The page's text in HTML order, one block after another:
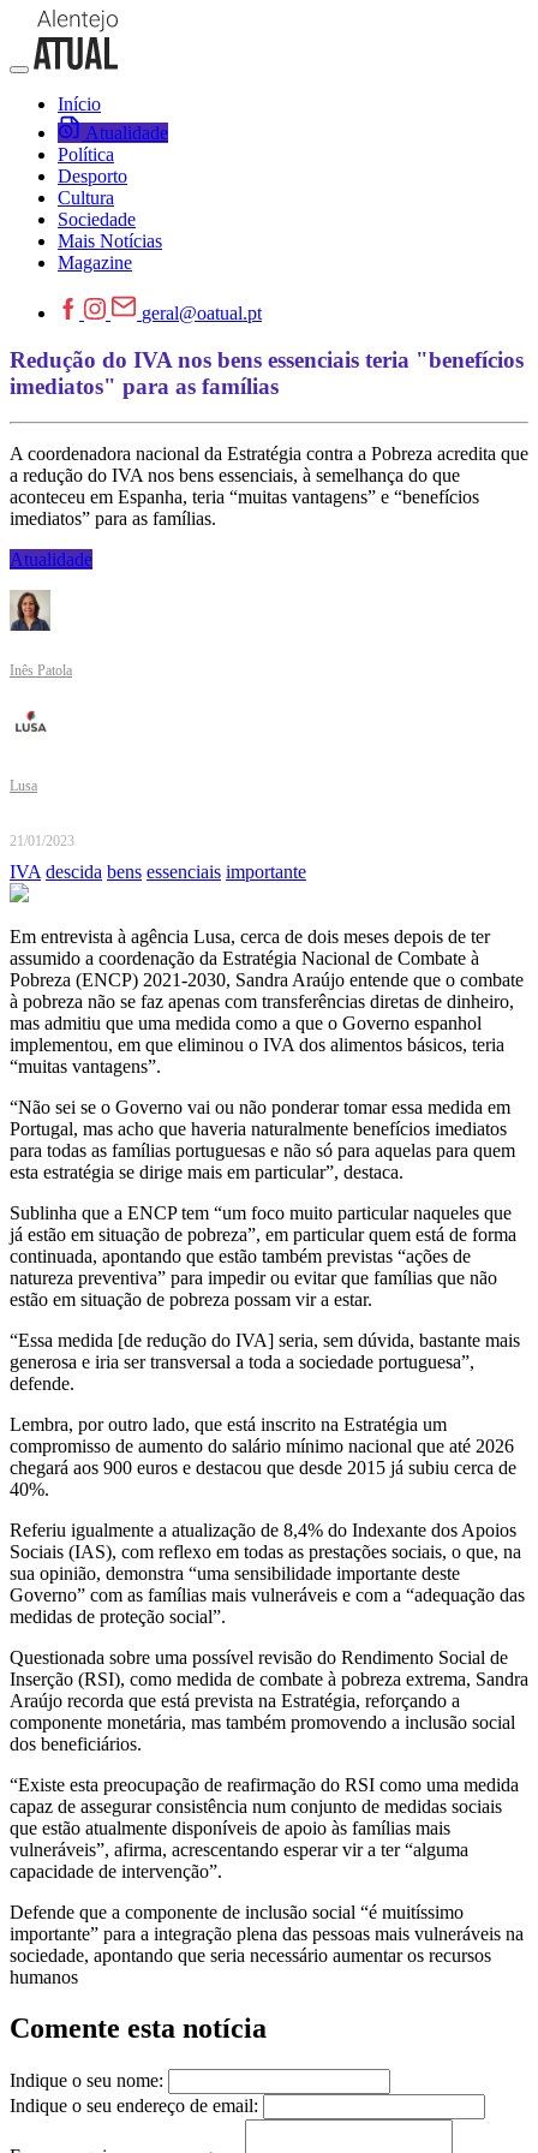
Início
Atualidade
Política
Desporto
Cultura
Sociedade
Mais Notícias
Magazine
geral@oatual.pt
Redução do IVA nos bens essenciais teria "benefícios
imediatos" para as famílias
A coordenadora nacional da Estratégia contra a Pobreza acredita que
a redução do IVA nos bens essenciais, à semelhança do que
aconteceu em Espanha, teria “muitas vantagens” e “benefícios
imediatos” para as famílias.
Atualidade
Inês Patola
Lusa
21/01/2023
IVA descida bens essenciais importante
Em entrevista à agência Lusa, cerca de dois meses depois de ter
assumido a coordenação da Estratégia Nacional de Combate à
Pobreza (ENCP) 2021-2030, Sandra Araújo entende que o combate
à pobreza não se faz apenas com transferências diretas de dinheiro,
mas admitiu que uma medida como a que o Governo espanhol
implementou, em que eliminou o IVA dos alimentos básicos, teria
“muitas vantagens”.
“Não sei se o Governo vai ou não ponderar tomar essa medida em
Portugal, mas acho que haveria naturalmente benefícios imediatos
para todas as famílias portuguesas e não só para aquelas para quem
esta estratégia se dirige mais em particular”, destaca.
Sublinha que a ENCP tem “um foco muito particular naqueles que
já estão em situação de pobreza”, em particular quem está de forma
continuada, apontando que estão também previstas “ações de
natureza preventiva” para impedir ou evitar que famílias que não
estão em situação de pobreza possam vir a estar.
“Essa medida [de redução do IVA] seria, sem dúvida, bastante mais
generosa e iria ser transversal a toda a sociedade portuguesa”,
defende.
Lembra, por outro lado, que está inscrito na Estratégia um
compromisso de aumento do salário mínimo nacional que até 2026
chegará aos 900 euros e destacou que desde 2015 já subiu cerca de
40%.
Referiu igualmente a atualização de 8,4% do Indexante dos Apoios
Sociais (IAS), com reflexo em todas as prestações sociais, o que, na
sua opinião, demonstra “uma sensibilidade importante deste
Governo” com as famílias mais vulneráveis e com a “adequação das
medidas de proteção social”.
Questionada sobre uma possível revisão do Rendimento Social de
Inserção (RSI), como medida de combate à pobreza extrema, Sandra
Araújo recorda que está prevista na Estratégia, reforçando a
componente monetária, mas também promovendo a inclusão social
dos beneficiários.
“Existe esta preocupação de reafirmação do RSI como uma medida
capaz de assegurar consistência num conjunto de medidas sociais
que estão atualmente disponíveis de apoio às famílias mais
vulneráveis”, afirma, acrescentando esperar vir a ter “alguma
capacidade de intervenção”.
Defende que a componente de inclusão social “é muitíssimo
importante” para a integração plena das pessoas mais vulneráveis na
sociedade, apontando que seria necessário aumentar os recursos
humanos
Comente esta notícia
Indique o seu nome:
Indique o seu endereço de email: